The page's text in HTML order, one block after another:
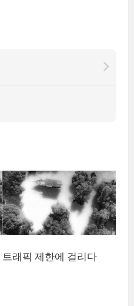
트래픽 제한에 걸리다